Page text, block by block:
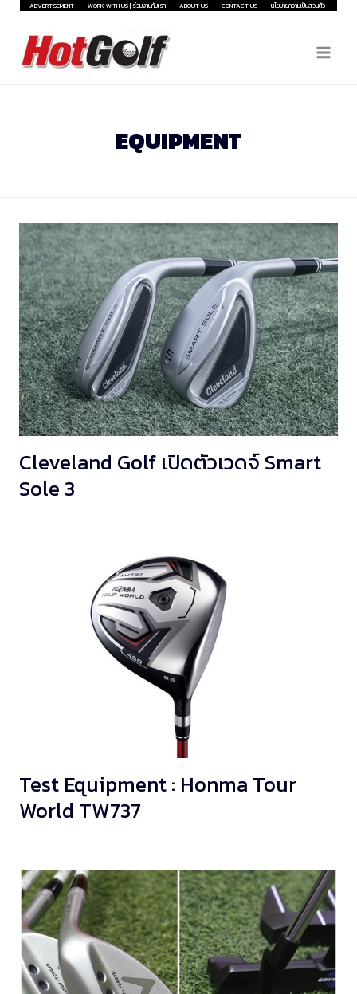
Skip
content
ADVERTISEMENT WORK WITH US | ร่วมงานกับเรา ABOUT US CONTACT US นโยบายความเป็นส่วนตัว
EQUIPMENT
Cleveland Golf เปิดตัวเวดจ์ Smart
Sole 3
Test Equipment : Honma Tour
World TW737